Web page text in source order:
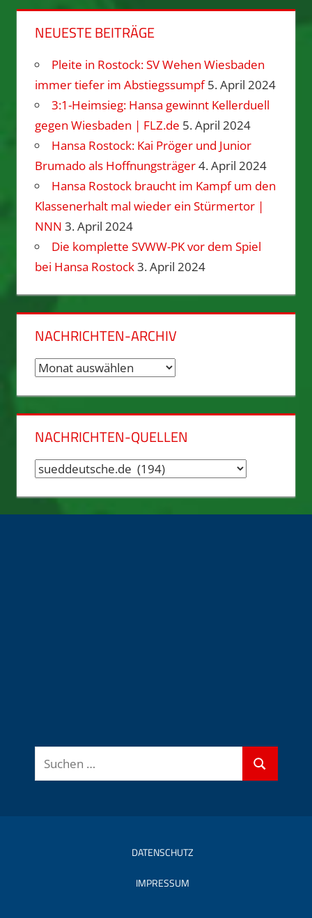
NEUESTE BEITRÄGE
Pleite in Rostock: SV Wehen Wiesbaden
immer tiefer im Abstiegssumpf 5. April 2024
3:1-Heimsieg: Hansa gewinnt Kellerduell
gegen Wiesbaden | FLZ.de 5. April 2024
Hansa Rostock: Kai Pröger und Junior
Brumado als Hoffnungsträger4. April 2024
Hansa Rostock braucht im Kampf um den
Klassenerhalt mal wieder ein Stürmertor |
NNN 3. April 2024
Die komplette SVWW-PK vor dem Spiel
bei Hansa Rostock3. April 2024
NACHRICHTEN-ARCHIV
Nachrichten-
NACHRICHTEN-QUELLEN
Nachrichten-
Suchen
nach:
Suchen
DATENSCHUTZ
IMPRESSUM